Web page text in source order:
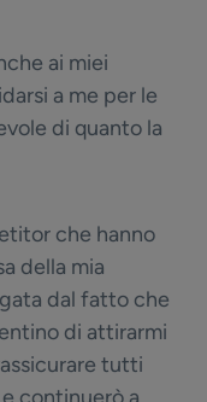
ai miei
a me per le
di quanto la
che hanno
della mia
dal fatto che
di attirarmi
tutti